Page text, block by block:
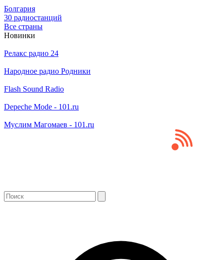
Болгария
30 радиостанций
Все страны
Новинки
Релакс радио 24
Народное радио Родники
Flash Sound Radio
Depeche Mode - 101.ru
Муслим Магомаев - 101.ru